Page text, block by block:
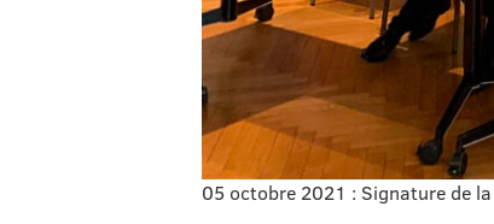
05 octobre 2021 : Signature de